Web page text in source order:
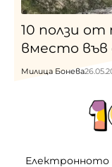
10 ползи
вместо
Милица Бонева
Електронното